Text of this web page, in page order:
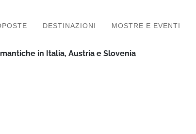
DESTINAZIONI MOSTRE E EVENTI
in Italia, Austria e Slovenia